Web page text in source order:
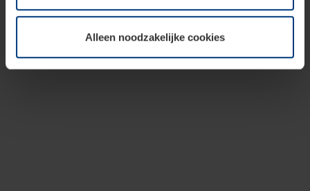
toestemming kunt u op elk moment bij de uitleg van de
wijzigen of herroepen.Alleen noodzakelijke cookies